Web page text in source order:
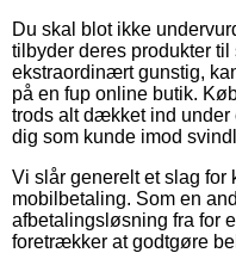
Du skal blot ikke
tilbyder deres produkter
ekstraordinært gunstig,
på en fup online butik.
trods alt dækket ind under
dig som kunde imod
Vi slår generelt et slag for
mobilbetaling. Som en
afbetalingsløsning fra for
foretrækker at godtgøre